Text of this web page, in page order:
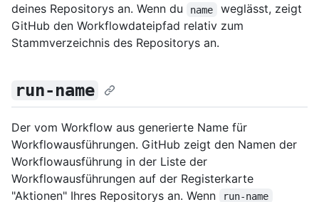
deines Repositorys an. Wenn du
name
weglässt, zeigt
GitHub den Workflowdateipfad relativ zum
Stammverzeichnis des Repositorys an.
run-name
Der vom Workflow aus generierte Name für
Workflowausführungen. GitHub zeigt den Namen der
Workflowausführung in der Liste der
Workflowausführungen auf der Registerkarte
"Aktionen" Ihres Repositorys an. Wenn
run-name